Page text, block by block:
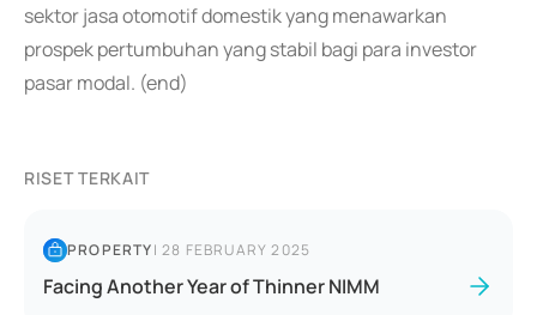
sektor jasa otomotif domestik yang menawarkan
prospek pertumbuhan yang stabil bagi para investor
pasar modal. (end)
RISET TERKAIT
PROPERTY|28 FEBRUARY 2025
Facing Another Year of Thinner NIMM